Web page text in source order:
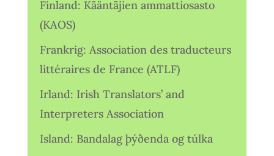
Finland: Kääntäjien ammattiosasto
(KAOS)
Frankrig: Association des traducteurs
littéraires de France (ATLF)
Irland: Irish Translators’ and
Interpreters Association
Island: Bandalag þýðenda og túlka